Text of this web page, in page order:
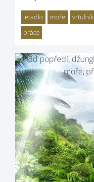
letadlo moře vrtulník
práce